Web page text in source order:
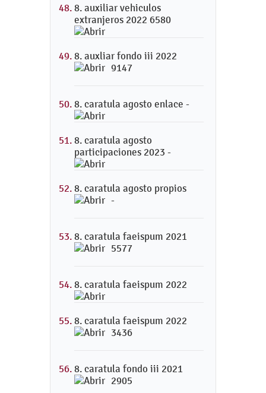
8. auxiliar vehiculos
extranjeros 2022 6580
8. auxliar fondo iii 2022
9147
8. caratula agosto enlace -
8. caratula agosto
participaciones 2023 -
8. caratula agosto propios
-
8. caratula faeispum 2021
5577
8. caratula faeispum 2022
8. caratula faeispum 2022
3436
8. caratula fondo iii 2021
2905